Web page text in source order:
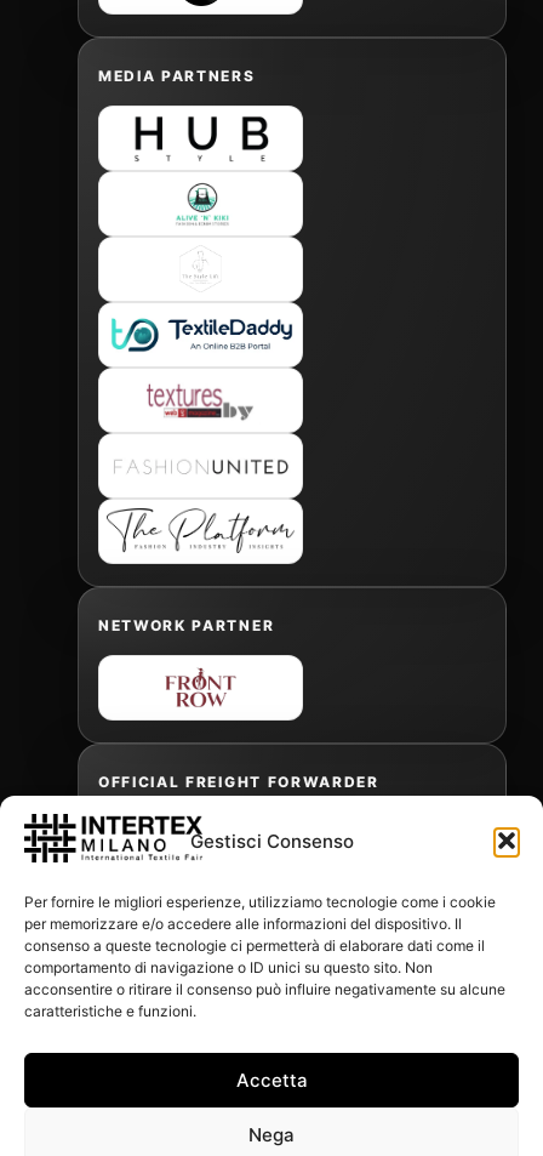
Gestisci Consenso
Per fornire le migliori esperienze, utilizziamo tecnologie come i cookie
per memorizzare e/o accedere alle informazioni del dispositivo. Il
consenso a queste tecnologie ci permetterà di elaborare dati come il
comportamento di navigazione o ID unici su questo sito. Non
acconsentire o ritirare il consenso può influire negativamente su alcune
caratteristiche e funzioni.
Accetta
Nega
MEDIA PARTNERS
NETWORK PARTNER
OFFICIAL FREIGHT FORWARDER
gabrielea@isped.com
WITH THE CONTRIBUTION OF: